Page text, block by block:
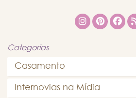
Categorias
Casamento
Internovias na Mídia